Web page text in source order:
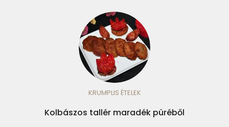
KRUMPLIS ÉTELEK
Kolbászos tallér maradék püréből